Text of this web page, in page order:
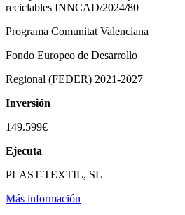
Programa Comunitat Valenciana
Fondo Europeo de Desarrollo
Regional (FEDER) 2021-2027
Inversión
149.599€
Ejecuta
PLAST-TEXTIL, SL
Más información